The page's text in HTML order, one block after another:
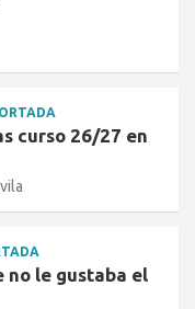
curso 26/27 en
no le gustaba el